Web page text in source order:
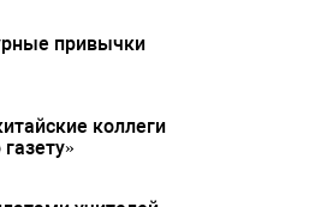
привычки
коллеги